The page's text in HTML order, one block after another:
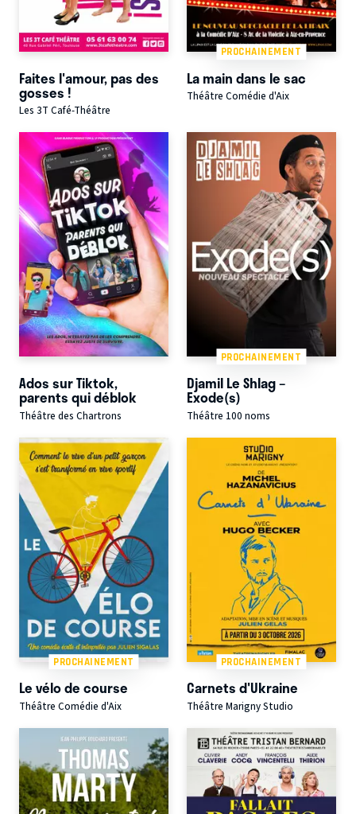
Faites l'amour, pas des
gosses !
Les 3T Café-Théâtre
PROCHAINEMENT
La main dans le sac
Théâtre Comédie d'Aix
Ados sur Tiktok,
parents qui déblok
Théâtre des Chartrons
PROCHAINEMENT
Djamil Le Shlag –
Exode(s)
Théâtre 100 noms
PROCHAINEMENT
Le vélo de course
Théâtre Comédie d'Aix
PROCHAINEMENT
Carnets d'Ukraine
Théâtre Marigny Studio